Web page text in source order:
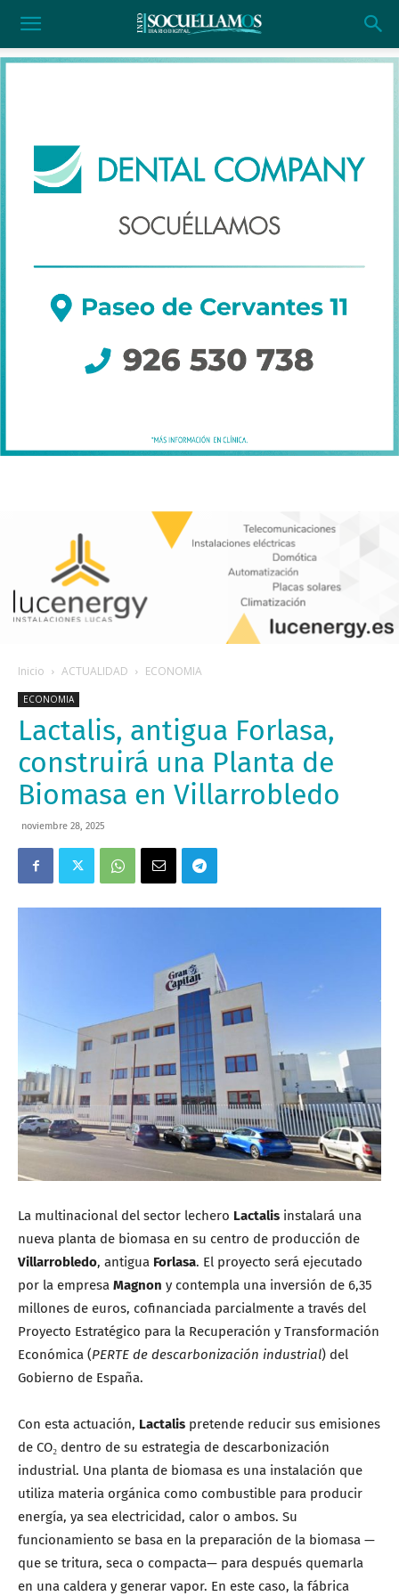
Inicio ACTUALIDAD ECONOMIA
ECONOMIA
Lactalis, antigua Forlasa,
construirá una Planta de
Biomasa en Villarrobledo
noviembre 28, 2025
La multinacional del sector lechero Lactalis instalará una
nueva planta de biomasa en su centro de producción de
Villarrobledo, antigua Forlasa. El proyecto será ejecutado
por la empresa Magnon y contempla una inversión de 6,35
millones de euros, cofinanciada parcialmente a través del
Proyecto Estratégico para la Recuperación y Transformación
Económica (PERTE de descarbonización industrial) del
Gobierno de España.
Con esta actuación, Lactalis pretende reducir sus emisiones
de CO₂ dentro de su estrategia de descarbonización
industrial. Una planta de biomasa es una instalación que
utiliza materia orgánica como combustible para producir
energía, ya sea electricidad, calor o ambos. Su
funcionamiento se basa en la preparación de la biomasa —
que se tritura, seca o compacta— para después quemarla
en una caldera y generar vapor. En este caso, la fábrica